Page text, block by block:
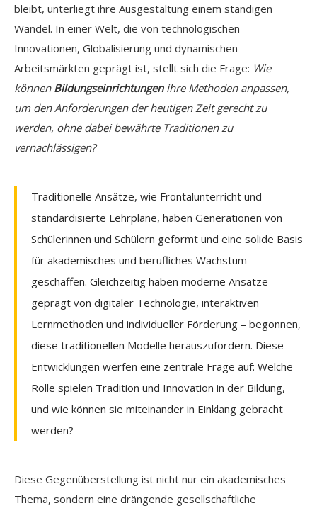
bleibt, unterliegt ihre Ausgestaltung einem ständigen
Wandel. In einer Welt, die von technologischen
Innovationen, Globalisierung und dynamischen
Arbeitsmärkten geprägt ist, stellt sich die Frage: Wie
können Bildungseinrichtungenihre Methoden anpassen,
um den Anforderungen der heutigen Zeit gerecht zu
werden, ohne dabei bewährte Traditionen zu
vernachlässigen?
Traditionelle Ansätze, wie Frontalunterricht und
standardisierte Lehrpläne, haben Generationen von
Schülerinnen und Schülern geformt und eine solide Basis
für akademisches und berufliches Wachstum
geschaffen. Gleichzeitig haben moderne Ansätze –
geprägt von digitaler Technologie, interaktiven
Lernmethoden und individueller Förderung – begonnen,
diese traditionellen Modelle herauszufordern. Diese
Entwicklungen werfen eine zentrale Frage auf: Welche
Rolle spielen Tradition und Innovation in der Bildung,
und wie können sie miteinander in Einklang gebracht
werden?
Diese Gegenüberstellung ist nicht nur ein akademisches
Thema, sondern eine drängende gesellschaftliche